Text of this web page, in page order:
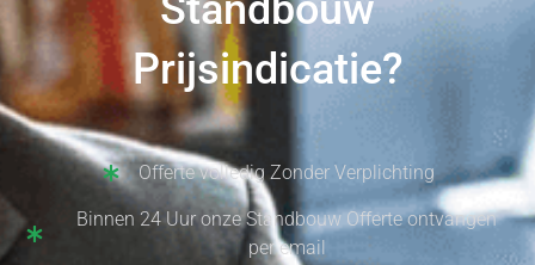
Prijsindicatie?
Offerte volledig Zonder Verplichting
Binnen 24 Uur onze Standbouw Offerte ontvangen
per email